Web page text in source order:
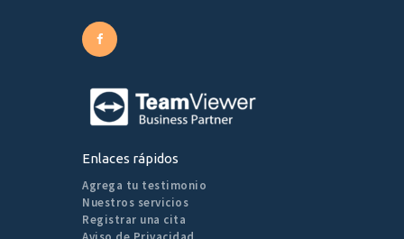
Enlaces rápidos
Agrega tu testimonio
Nuestros servicios
Registrar una cita